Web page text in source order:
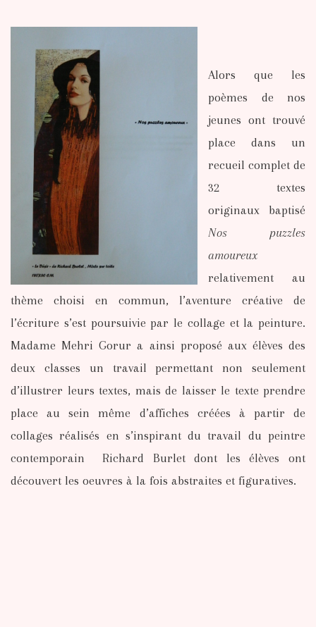
Alors que les
poèmes de nos
jeunes ont trouvé
place dans un
recueil complet de
32 textes
originaux baptisé
Nos puzzles
amoureux
relativement au
thème choisi en commun, l’aventure créative de
l’écriture s’est poursuivie par le collage et la peinture.
Madame Mehri Gorur a ainsi proposé aux élèves des
deux classes un travail permettant non seulement
d’illustrer leurs textes, mais de laisser le texte prendre
place au sein même d’affiches créées à partir de
collages réalisés en s’inspirant du travail du peintre
contemporain Richard Burlet dont les élèves ont
découvert les oeuvres à la fois abstraites et figuratives.